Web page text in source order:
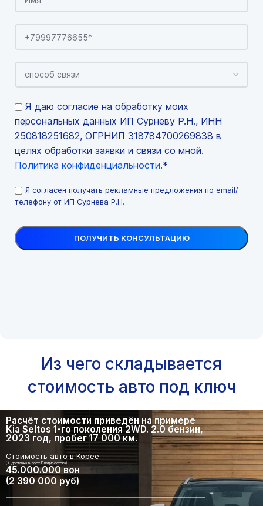
Я даю согласие на обработку моих
персональных данных ИП Сурневу Р.Н., ИНН
250818251682, ОГРНИП 318784700269838 в
целях обработки заявки и связи со мной.
Политика конфиденциальности.*
Я согласен получать рекламные предложения по email/
телефону от ИП Сурнева Р.Н.
Из чего складывается
стоимость авто под ключ
Расчёт стоимости приведён на примере
Kia Seltos 1-го поколения 2WD. 2.0 бензин,
2023 год, пробег 17 000 км.
Стоимость авто в Корее
(+ доставка в порт Владивостока)
45.000.000 вон
(2 390 000 руб)